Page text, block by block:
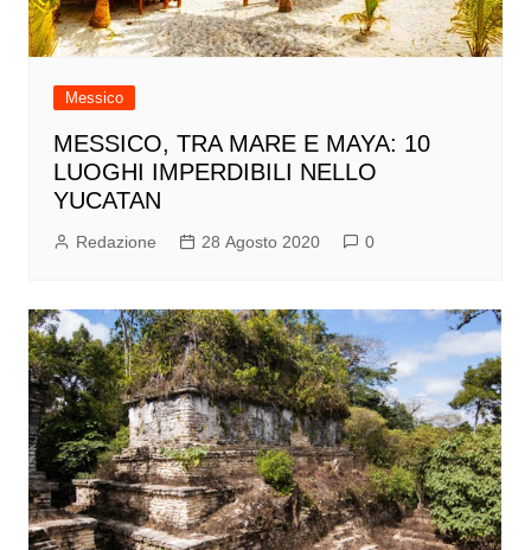
Messico
MESSICO, TRA MARE E MAYA: 10
LUOGHI IMPERDIBILI NELLO
YUCATAN
Redazione 28 Agosto 2020 0